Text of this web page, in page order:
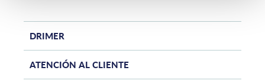
DRIMER
ATENCIÓN AL CLIENTE